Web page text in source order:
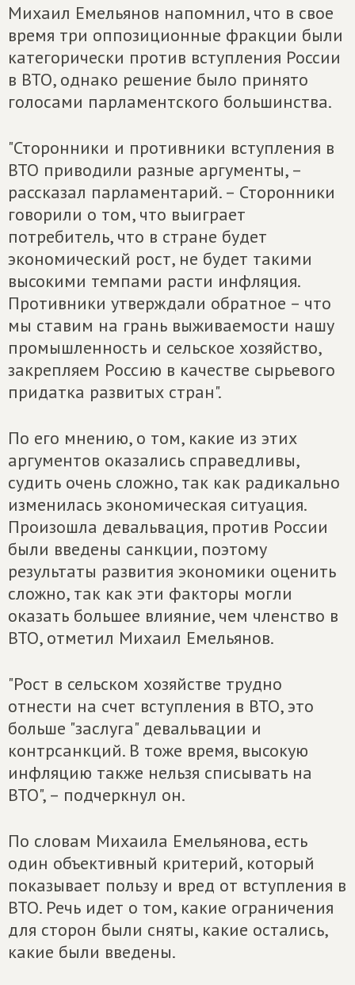
Михаил Емельянов напомнил, что в свое
время три оппозиционные фракции были
категорически против вступления России
в ВТО, однако решение было принято
голосами парламентского большинства.
"Сторонники и противники вступления в
ВТО приводили разные аргументы, –
рассказал парламентарий. – Сторонники
говорили о том, что выиграет
потребитель, что в стране будет
экономический рост, не будет такими
высокими темпами расти инфляция.
Противники утверждали обратное – что
мы ставим на грань выживаемости нашу
промышленность и сельское хозяйство,
закрепляем Россию в качестве сырьевого
придатка развитых стран".
По его мнению, о том, какие из этих
аргументов оказались справедливы,
судить очень сложно, так как радикально
изменилась экономическая ситуация.
Произошла девальвация, против России
были введены санкции, поэтому
результаты развития экономики оценить
сложно, так как эти факторы могли
оказать большее влияние, чем членство в
ВТО, отметил Михаил Емельянов.
"Рост в сельском хозяйстве трудно
отнести на счет вступления в ВТО, это
больше "заслуга" девальвации и
контрсанкций. В тоже время, высокую
инфляцию также нельзя списывать на
ВТО", – подчеркнул он.
По словам Михаила Емельянова, есть
один объективный критерий, который
показывает пользу и вред от вступления в
ВТО. Речь идет о том, какие ограничения
для сторон были сняты, какие остались,
какие были введены.